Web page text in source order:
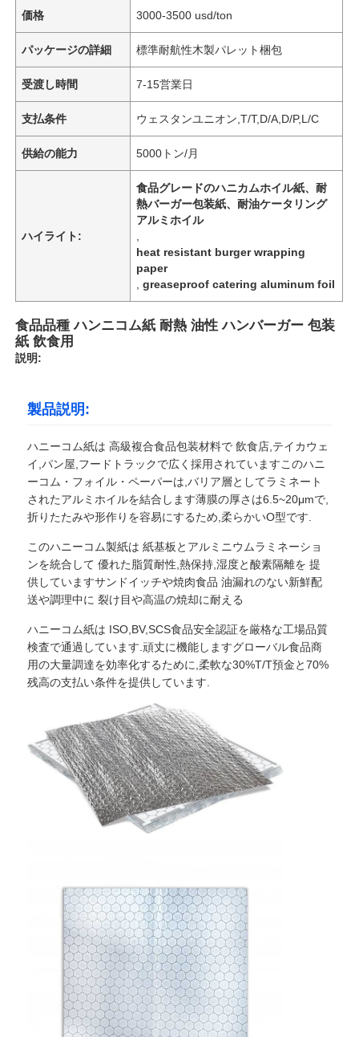
ホーム
私たちについて
価格 3000-3500 usd/ton
パッケージの詳細 標準耐航性木製パレット梱包
受渡し時間 7-15営業日
支払条件 ウェスタンユニオン,T/T,D/A,D/P,L/C
供給の能力 5000トン/月
ハイライト:
食品グレードのハニカムホイル紙、耐
熱バーガー包装紙、耐油ケータリング
アルミホイル
heat resistant burger wrapping
paper
,greaseproof catering aluminum foil
食品品種 ハンニコム紙 耐熱 油性 ハンバーガー 包装
紙 飲食用
説明:
製品説明:
ハニーコム紙は 高級複合食品包装材料で 飲食店,テイカウェ
イ,パン屋,フードトラックで広く採用されていますこのハニ
ーコム・フォイル・ペーパーは,バリア層としてラミネート
されたアルミホイルを結合します薄膜の厚さは6.5~20μmで,
折りたたみや形作りを容易にするため,柔らかいO型です.
このハニーコム製紙は 紙基板とアルミニウムラミネーショ
ンを統合して 優れた脂質耐性,熱保持,湿度と酸素隔離を 提
供していますサンドイッチや焼肉食品 油漏れのない新鮮配
送や調理中に 裂け目や高温の焼却に耐える
ハニーコム紙は ISO,BV,SCS食品安全認証を厳格な工場品質
検査で通過しています.頑丈に機能しますグローバル食品商
用の大量調達を効率化するために,柔軟な30%T/T預金と70%
残高の支払い条件を提供しています.